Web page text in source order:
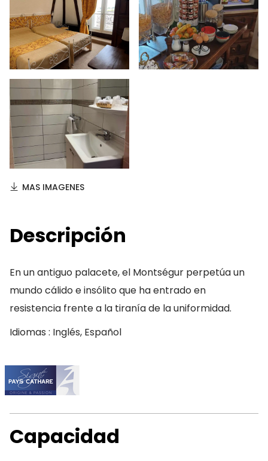
MAS IMAGENES
Descripción
En un antiguo palacete, el Montségur perpetúa un
mundo cálido e insólito que ha entrado en
resistencia frente a la tiranía de la uniformidad.
Idiomas : Inglés, Español
Capacidad